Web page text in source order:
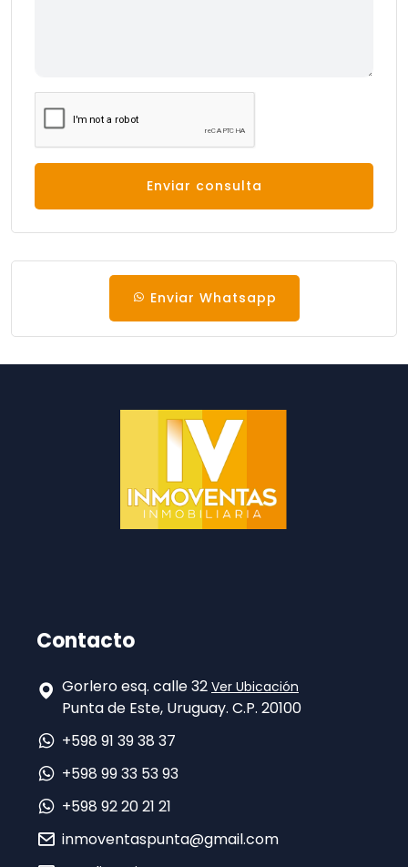
Enviar consulta
Enviar Whatsapp
Contacto
Gorlero esq. calle 32 Ver Ubicación
Punta de Este, Uruguay. C.P. 20100
+598 91 39 38 37
+598 99 33 53 93
+598 92 20 21 21
inmoventaspunta@gmail.com